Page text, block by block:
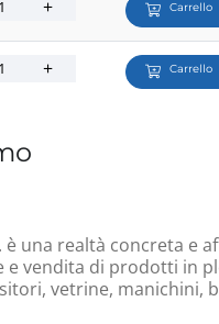
Carrello
Carrello
è una realtà concreta e
e vendita di prodotti in
vetrine, manichini,